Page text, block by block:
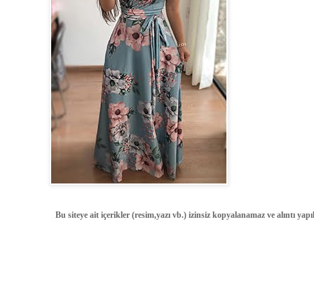
Bu siteye ait içerikler (resim,yazı vb.) izinsiz kopyalanamaz ve alıntı